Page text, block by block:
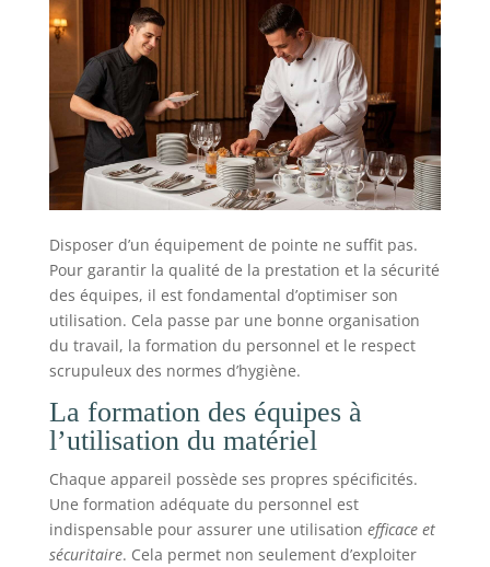
Disposer d’un équipement de pointe ne suffit pas.
Pour garantir la qualité de la prestation et la sécurité
des équipes, il est fondamental d’optimiser son
utilisation. Cela passe par une bonne organisation
du travail, la formation du personnel et le respect
scrupuleux des normes d’hygiène.
La formation des équipes à
l’utilisation du matériel
Chaque appareil possède ses propres spécificités.
Une formation adéquate du personnel est
indispensable pour assurer une utilisation efficace et
sécuritaire. Cela permet non seulement d’exploiter